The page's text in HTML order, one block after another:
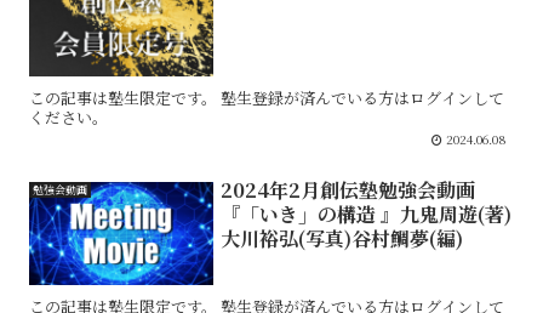
この記事は塾生限定です。 塾生登録が済んでいる方はログインして
ください。
2024.06.08
勉強会動画
2024年2月創伝塾勉強会動画
『「いき」の構造 』九鬼周遊(著)
大川裕弘(写真)谷村鯛夢(編)
この記事は塾生限定です。 塾生登録が済んでいる方はログインして